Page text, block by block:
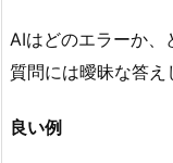
い
2.
例：
AIはどのエラーか、
質問には曖昧な答え
良い例